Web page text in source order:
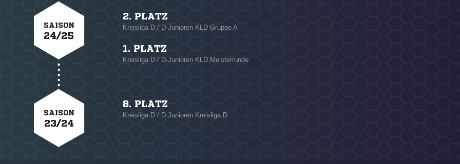
SAISON
24/25
2. PLATZ
Kreisliga D / D-Junioren KLD Gruppe A
1. PLATZ
Kreisliga D / D-Junioren KLD Meisterrunde
SAISON
23/24
8. PLATZ
Kreisliga D / D Junioren Kreisliga D